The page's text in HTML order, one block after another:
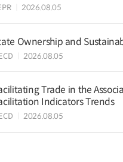
2026.08.05
Ownership and
2026.08.05
Trade in the
Indicators Trends
2026.08.05